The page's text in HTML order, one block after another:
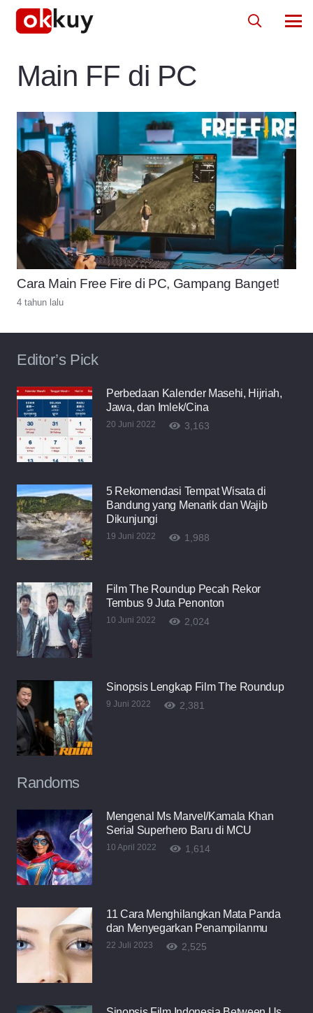
Main FF di PC
Cara Main Free Fire di PC, Gampang Banget!
4 tahun lalu
Editor’s Pick
Perbedaan Kalender Masehi, Hijriah,
Jawa, dan Imlek/Cina
20 Juni 2022 3,163
5 Rekomendasi Tempat Wisata di
Bandung yang Menarik dan Wajib
Dikunjungi
19 Juni 2022 1,988
Film The Roundup Pecah Rekor
Tembus 9 Juta Penonton
10 Juni 2022 2,024
Sinopsis Lengkap Film The Roundup
9 Juni 2022 2,381
Randoms
Mengenal Ms Marvel/Kamala Khan
Serial Superhero Baru di MCU
10 April 2022 1,614
11 Cara Menghilangkan Mata Panda
dan Menyegarkan Penampilanmu
22 Juli 2023 2,525